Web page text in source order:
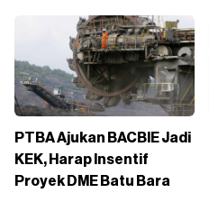
PTBA Ajukan BACBIE Jadi
KEK, Harap Insentif
Proyek DME Batu Bara